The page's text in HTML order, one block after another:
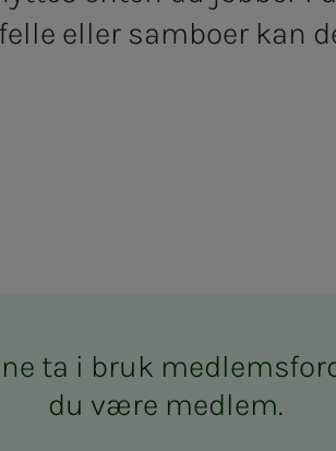
eller samboer kan
ta i bruk
du være med­­­­­lem.